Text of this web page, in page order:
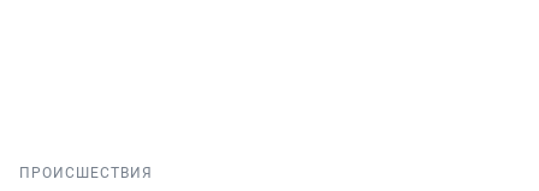
ПРОИСШЕСТВИЯ